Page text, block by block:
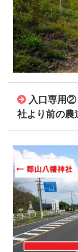
入口専用
社より前の農